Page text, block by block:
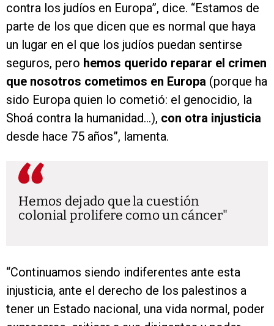
contra los judíos en Europa”, dice. “Estamos de
parte de los que dicen que es normal que haya
un lugar en el que los judíos puedan sentirse
seguros, pero hemos querido reparar el crimen
que nosotros cometimos en Europa (porque ha
sido Europa quien lo cometió: el genocidio, la
Shoá contra la humanidad…), con otra injusticia
desde hace 75 años”, lamenta.
Hemos dejado que la cuestión
colonial prolifere como un cáncer
“Continuamos siendo indiferentes ante esta
injusticia, ante el derecho de los palestinos a
tener un Estado nacional, una vida normal, poder